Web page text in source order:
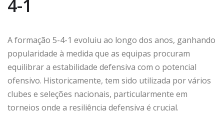
4-1
A formação 5-4-1 evoluiu ao longo dos anos, ganhando
popularidade à medida que as equipas procuram
equilibrar a estabilidade defensiva com o potencial
ofensivo. Historicamente, tem sido utilizada por vários
clubes e seleções nacionais, particularmente em
torneios onde a resiliência defensiva é crucial.